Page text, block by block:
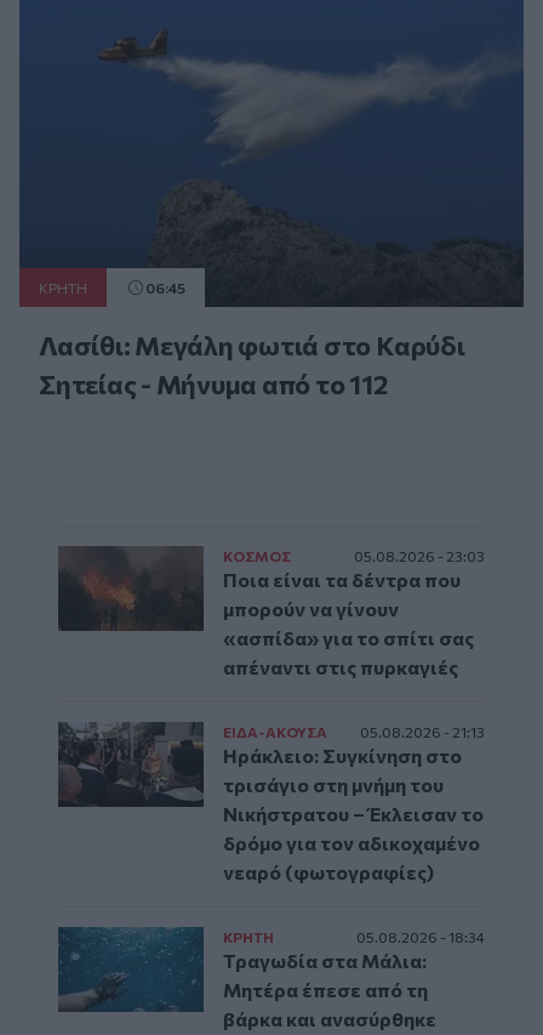
ΚΡΗΤΗ 06:45
Λασίθι: Μεγάλη φωτιά στο Καρύδι
Σητείας - Μήνυμα από το 112
ΚΟΣΜΟΣ 05.08.2026 - 23:03
Ποια είναι τα δέντρα που
μπορούν να γίνουν
«ασπίδα» για το σπίτι σας
απέναντι στις πυρκαγιές
ΕΙΔΑ-ΑΚΟΥΣΑ 05.08.2026 - 21:13
Ηράκλειο: Συγκίνηση στο
τρισάγιο στη μνήμη του
Νικήστρατου – Έκλεισαν το
δρόμο για τον αδικοχαμένο
νεαρό (φωτογραφίες)
ΚΡΗΤΗ 05.08.2026 - 18:34
Τραγωδία στα Μάλια:
Μητέρα έπεσε από τη
βάρκα και ανασύρθηκε